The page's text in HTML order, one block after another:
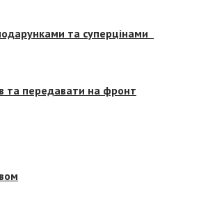
та суперцінами
та передавати на фронт